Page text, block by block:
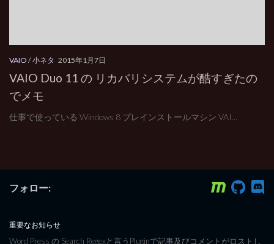
VAIO /小ネタ 2015年1月7日
VAIO Duo 11 の リカバリシステムが酷すぎたの
でメモ
仕事で使っている Windows 8 プレインストールマシン VAI...
フォロー:
重要なお知らせ
Word Press の Search Regexと言うPluginで記事及びコメントがロストし